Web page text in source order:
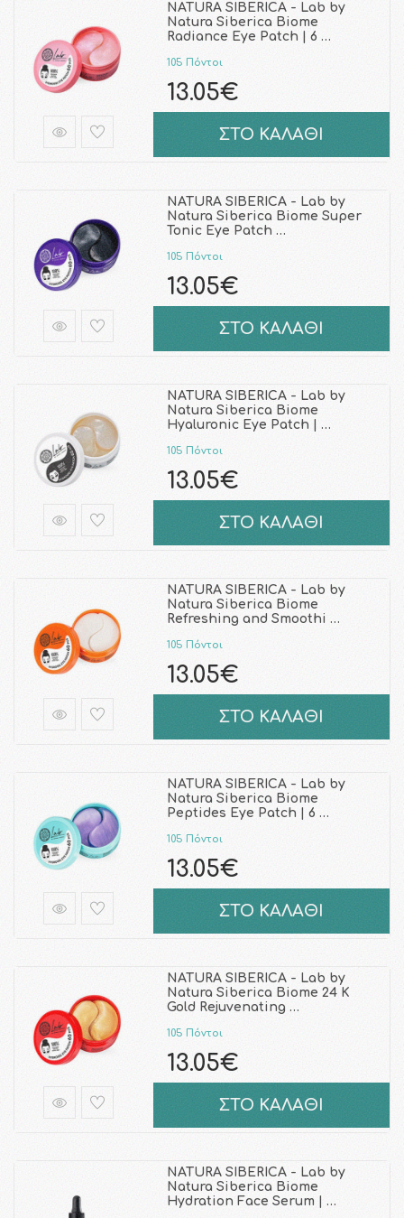
NATURA SIBERICA - Lab by
Natura Siberica Biome
Radiance Eye Patch | 6 …
105 Πόντοι
13.05€
ΣΤΟ ΚΑΛΑΘΙ
NATURA SIBERICA - Lab by
Natura Siberica Biome Super
Tonic Eye Patch …
105 Πόντοι
13.05€
ΣΤΟ ΚΑΛΑΘΙ
NATURA SIBERICA - Lab by
Natura Siberica Biome
Hyaluronic Eye Patch | …
105 Πόντοι
13.05€
ΣΤΟ ΚΑΛΑΘΙ
NATURA SIBERICA - Lab by
Natura Siberica Biome
Refreshing and Smoothi …
105 Πόντοι
13.05€
ΣΤΟ ΚΑΛΑΘΙ
NATURA SIBERICA - Lab by
Natura Siberica Biome
Peptides Eye Patch | 6 …
105 Πόντοι
13.05€
ΣΤΟ ΚΑΛΑΘΙ
NATURA SIBERICA - Lab by
Natura Siberica Biome 24 K
Gold Rejuvenating …
105 Πόντοι
13.05€
ΣΤΟ ΚΑΛΑΘΙ
NATURA SIBERICA - Lab by
Natura Siberica Biome
Hydration Face Serum | …